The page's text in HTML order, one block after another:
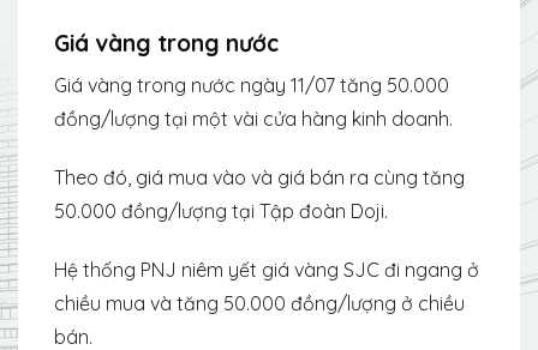
Giá vàng trong nước
Giá vàng trong nước ngày 11/07 tăng 50.000
đồng/lượng tại một vài cửa hàng kinh doanh.
Theo đó, giá mua vào và giá bán ra cùng tăng
50.000 đồng/lượng tại Tập đoàn Doji.
Hệ thống PNJ niêm yết giá vàng SJC đi ngang ở
chiều mua và tăng 50.000 đồng/lượng ở chiều
bán.